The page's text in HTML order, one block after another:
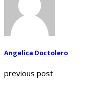
Angelica Doctolero
previous post